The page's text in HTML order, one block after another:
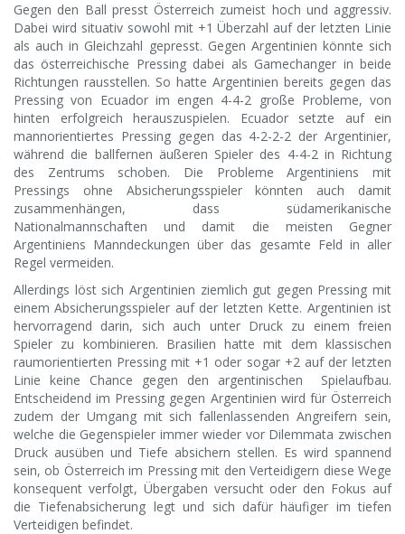
Gegen den Ball presst Österreich zumeist hoch und aggressiv.
Dabei wird situativ sowohl mit +1 Überzahl auf der letzten Linie
als auch in Gleichzahl gepresst. Gegen Argentinien könnte sich
das österreichische Pressing dabei als Gamechanger in beide
Richtungen rausstellen. So hatte Argentinien bereits gegen das
Pressing von Ecuador im engen 4-4-2 große Probleme, von
hinten erfolgreich herauszuspielen. Ecuador setzte auf ein
mannorientiertes Pressing gegen das 4-2-2-2 der Argentinier,
während die ballfernen äußeren Spieler des 4-4-2 in Richtung
des Zentrums schoben. Die Probleme Argentiniens mit
Pressings ohne Absicherungsspieler könnten auch damit
zusammenhängen, dass südamerikanische
Nationalmannschaften und damit die meisten Gegner
Argentiniens Manndeckungen über das gesamte Feld in aller
Regel vermeiden.
Allerdings löst sich Argentinien ziemlich gut gegen Pressing mit
einem Absicherungsspieler auf der letzten Kette. Argentinien ist
hervorragend darin, sich auch unter Druck zu einem freien
Spieler zu kombinieren. Brasilien hatte mit dem klassischen
raumorientierten Pressing mit +1 oder sogar +2 auf der letzten
Linie keine Chance gegen den argentinischen Spielaufbau.
Entscheidend im Pressing gegen Argentinien wird für Österreich
zudem der Umgang mit sich fallenlassenden Angreifern sein,
welche die Gegenspieler immer wieder vor Dilemmata zwischen
Druck ausüben und Tiefe absichern stellen. Es wird spannend
sein, ob Österreich im Pressing mit den Verteidigern diese Wege
konsequent verfolgt, Übergaben versucht oder den Fokus auf
die Tiefenabsicherung legt und sich dafür häufiger im tiefen
Verteidigen befindet.